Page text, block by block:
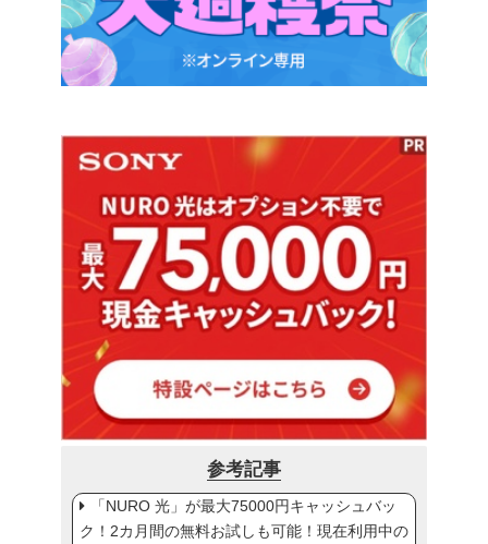
参考記事
「NURO 光」が最大75000円キャッシュバッ
ク！2カ月間の無料お試しも可能！現在利用中の